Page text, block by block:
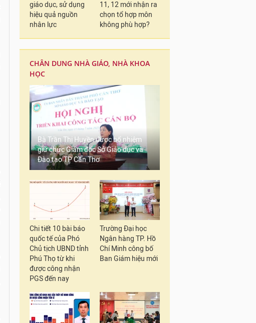
giáo dục, sử dụng
hiệu quả nguồn
nhân lực
11, 12 mới nhận ra
chọn tổ hợp môn
không phù hợp?
CHÂN DUNG NHÀ GIÁO, NHÀ KHOA
HỌC
Bà Trần Thị Huyền được bổ nhiệm
giữ chức Giám đốc Sở Giáo dục và
Đào tạo TP Cần Thơ
Chi tiết 10 bài báo
quốc tế của Phó
Chủ tịch UBND tỉnh
Phú Thọ từ khi
được công nhận
PGS đến nay
Trường Đại học
Ngân hàng TP. Hồ
Chí Minh công bố
Ban Giám hiệu mới